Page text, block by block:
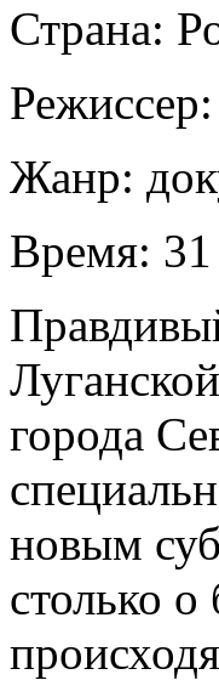
Страна:
Режиссер:
Жанр:
Время: 31
города
новым
столько